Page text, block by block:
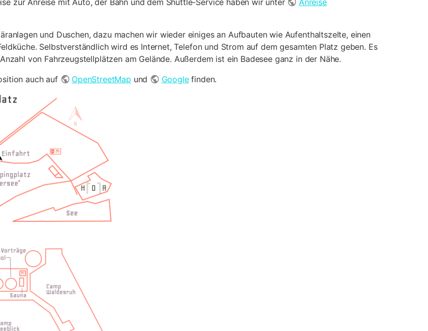
und Duschen, dazu machen wir wieder einiges an Aufbauten wie Aufenthaltszelte, einen
Selbstverständlich wird es Internet, Telefon und Strom auf dem gesamten Platz geben. Es
von Fahrzeugstellplätzen am Gelände. Außerdem ist ein Badesee ganz in der Nähe.
auch auf
OpenStreetMap und Googlefinden.